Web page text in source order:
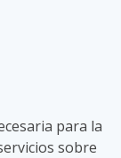
para la
sobre